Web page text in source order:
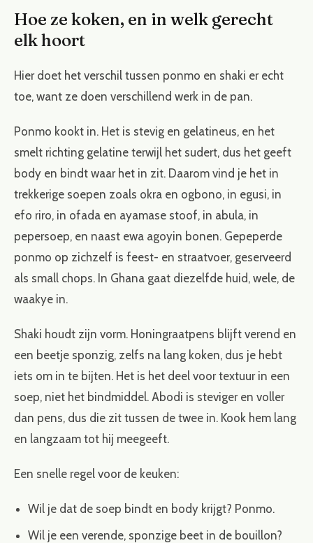
Hoe ze koken, en in welk gerecht
elk hoort
Hier doet het verschil tussen ponmo en shaki er echt
toe, want ze doen verschillend werk in de pan.
Ponmo kookt in. Het is stevig en gelatineus, en het
smelt richting gelatine terwijl het sudert, dus het geeft
body en bindt waar het in zit. Daarom vind je het in
trekkerige soepen zoals okra en ogbono, in egusi, in
efo riro, in ofada en ayamase stoof, in abula, in
pepersoep, en naast ewa agoyin bonen. Gepeperde
ponmo op zichzelf is feest- en straatvoer, geserveerd
als small chops. In Ghana gaat diezelfde huid, wele, de
waakye in.
Shaki houdt zijn vorm. Honingraatpens blijft verend en
een beetje sponzig, zelfs na lang koken, dus je hebt
iets om in te bijten. Het is het deel voor textuur in een
soep, niet het bindmiddel. Abodi is steviger en voller
dan pens, dus die zit tussen de twee in. Kook hem lang
en langzaam tot hij meegeeft.
Een snelle regel voor de keuken:
Wil je dat de soep bindt en body krijgt? Ponmo.
Wil je een verende, sponzige beet in de bouillon?